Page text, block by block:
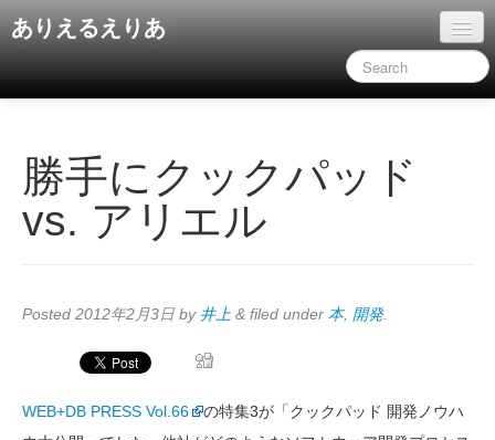
ありえるえりあ
旧コンテンツ
勝手にクックパッド
vs. アリエル
Posted 2012年2月3日 by 井上 & filed under 本, 開発.
WEB+DB PRESS Vol.66
の特集3が「クックパッド 開発ノウハ